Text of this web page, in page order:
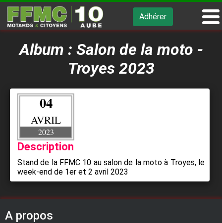
Adhérer
Album : Salon de la moto -
Troyes 2023
04
AVRIL
2023
Description
Stand de la FFMC 10 au salon de la moto à Troyes, le
week-end de 1er et 2 avril 2023
A propos